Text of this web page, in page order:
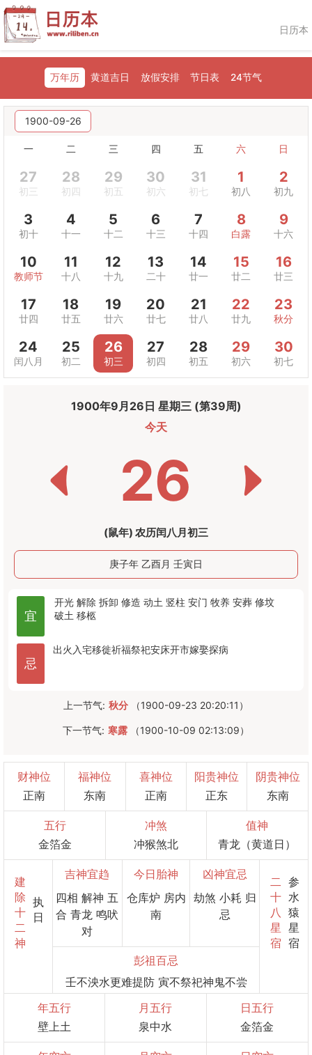
日历本
万年历 黄道吉日 放假安排 节日表 24节气
1900-09-26
一 二 三 四 五 六 日
27
初三
28
初四
29
初五
30
初六
31
初七
1
初八
2
初九
3
初十
4
十一
5
十二
6
十三
7
十四
8
白露
9
十六
10
教师节
11
十八
12
十九
13
二十
14
廿一
15
廿二
16
廿三
17
廿四
18
廿五
19
廿六
20
廿七
21
廿八
22
廿九
23
秋分
24
闰八月
25
初二
26
初三
27
初四
28
初五
29
初六
30
初七
1900年9月26日 星期三 (第39周)
今天
26
(鼠年) 农历闰八月初三
庚子年 乙酉月 壬寅日
宜
开光 解除 拆卸 修造 动土 竖柱 安门 牧养 安葬 修坟
破土 移柩
忌
出火 入宅移徙祈福祭祀安床开市嫁娶探病
上一节气: 秋分 （1900-09-23 20:20:11）
下一节气: 寒露 （1900-10-09 02:13:09）
财神位
正南
福神位
东南
喜神位
正南
阳贵神位
正东
阴贵神位
东南
五行
金箔金
冲煞
冲猴煞北
值神
青龙（黄道日）
建
除
十
二
神
执
日
吉神宜趋
四相 解神 五
合 青龙 鸣吠
对
今日胎神
仓库炉 房内
南
凶神宜忌
劫煞 小耗 归
忌
彭祖百忌
壬不泱水更难提防 寅不祭祀神鬼不尝
二
十
八
星
宿
参
水
猿
星
宿
年五行
壁上土
月五行
泉中水
日五行
金箔金